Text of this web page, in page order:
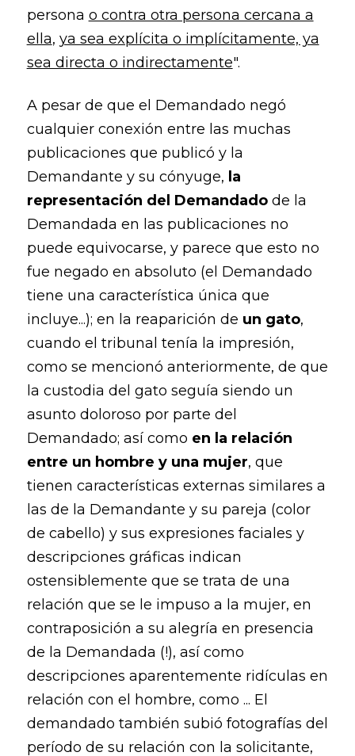
persona o contra otra persona cercana a
ella, ya sea explícita o implícitamente, ya
sea directa o indirectamente".
A pesar de que el Demandado negó
cualquier conexión entre las muchas
publicaciones que publicó y la
Demandante y su cónyuge, la
representación del Demandado de la
Demandada en las publicaciones no
puede equivocarse, y parece que esto no
fue negado en absoluto (el Demandado
tiene una característica única que
incluye...); en la reaparición de un gato,
cuando el tribunal tenía la impresión,
como se mencionó anteriormente, de que
la custodia del gato seguía siendo un
asunto doloroso por parte del
Demandado; así como en la relación
entre un hombre y una mujer, que
tienen características externas similares a
las de la Demandante y su pareja (color
de cabello) y sus expresiones faciales y
descripciones gráficas indican
ostensiblemente que se trata de una
relación que se le impuso a la mujer, en
contraposición a su alegría en presencia
de la Demandada (!), así como
descripciones aparentemente ridículas en
relación con el hombre, como ... El
demandado también subió fotografías del
período de su relación con la solicitante,